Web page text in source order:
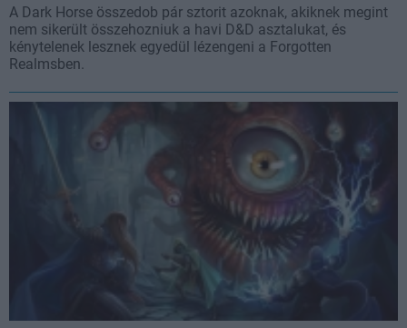
A Dark Horse összedob pár sztorit azoknak, akiknek megint
nem sikerült összehozniuk a havi D&D asztalukat, és
kénytelenek lesznek egyedül lézengeni a Forgotten
Realmsben.